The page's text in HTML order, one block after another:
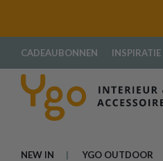
CADEAUBONNEN INSPIRATIE
NEW IN YGO OUTDOOR